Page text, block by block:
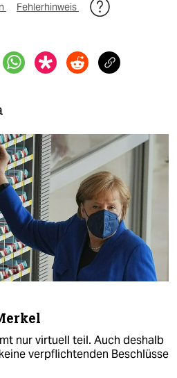
Fehlerhinweis
nur virtuell teil. Auch deshalb
verpflichtenden Beschlüsse